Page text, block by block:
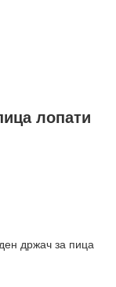
лопати
држач за пица